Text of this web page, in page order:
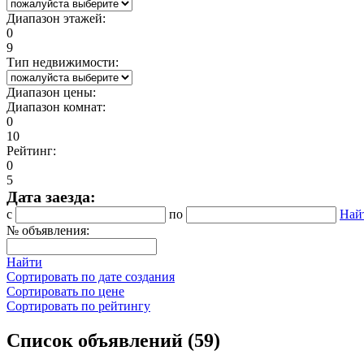
Диапазон этажей:
0
9
Тип недвижимости:
Диапазон цены:
Диапазон комнат:
0
10
Рейтинг:
0
5
Дата заезда:
с по
№ объявления:
Найти
Сортировать по дате создания
Сортировать по цене
Сортировать по рейтингу
Список объявлений (59)